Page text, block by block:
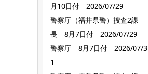
月10日付 2026/07/29
警察庁（福井県警）捜査2課
長 8月7日付 2026/07/29
警察庁 8月7日付 2026/07/3
1